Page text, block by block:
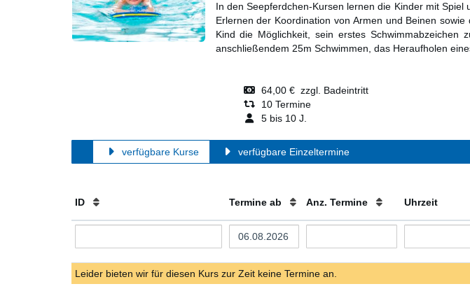
In den Seepferdchen-Kursen lernen die Kinder mit
Erlernen der Koordination von Armen und Beinen
Kind die Möglichkeit, sein erstes Schwimmabzeichen
anschließendem 25m Schwimmen, das Heraufholen
64,00 € zzgl. Badeintritt
10 Termine
5 bis 10 J.
verfügbare Kurse verfügbare Einzeltermine
ID Termine ab Anz. Termine Uhrzeit
Leider bieten wir für diesen Kurs zur Zeit keine Termine an.